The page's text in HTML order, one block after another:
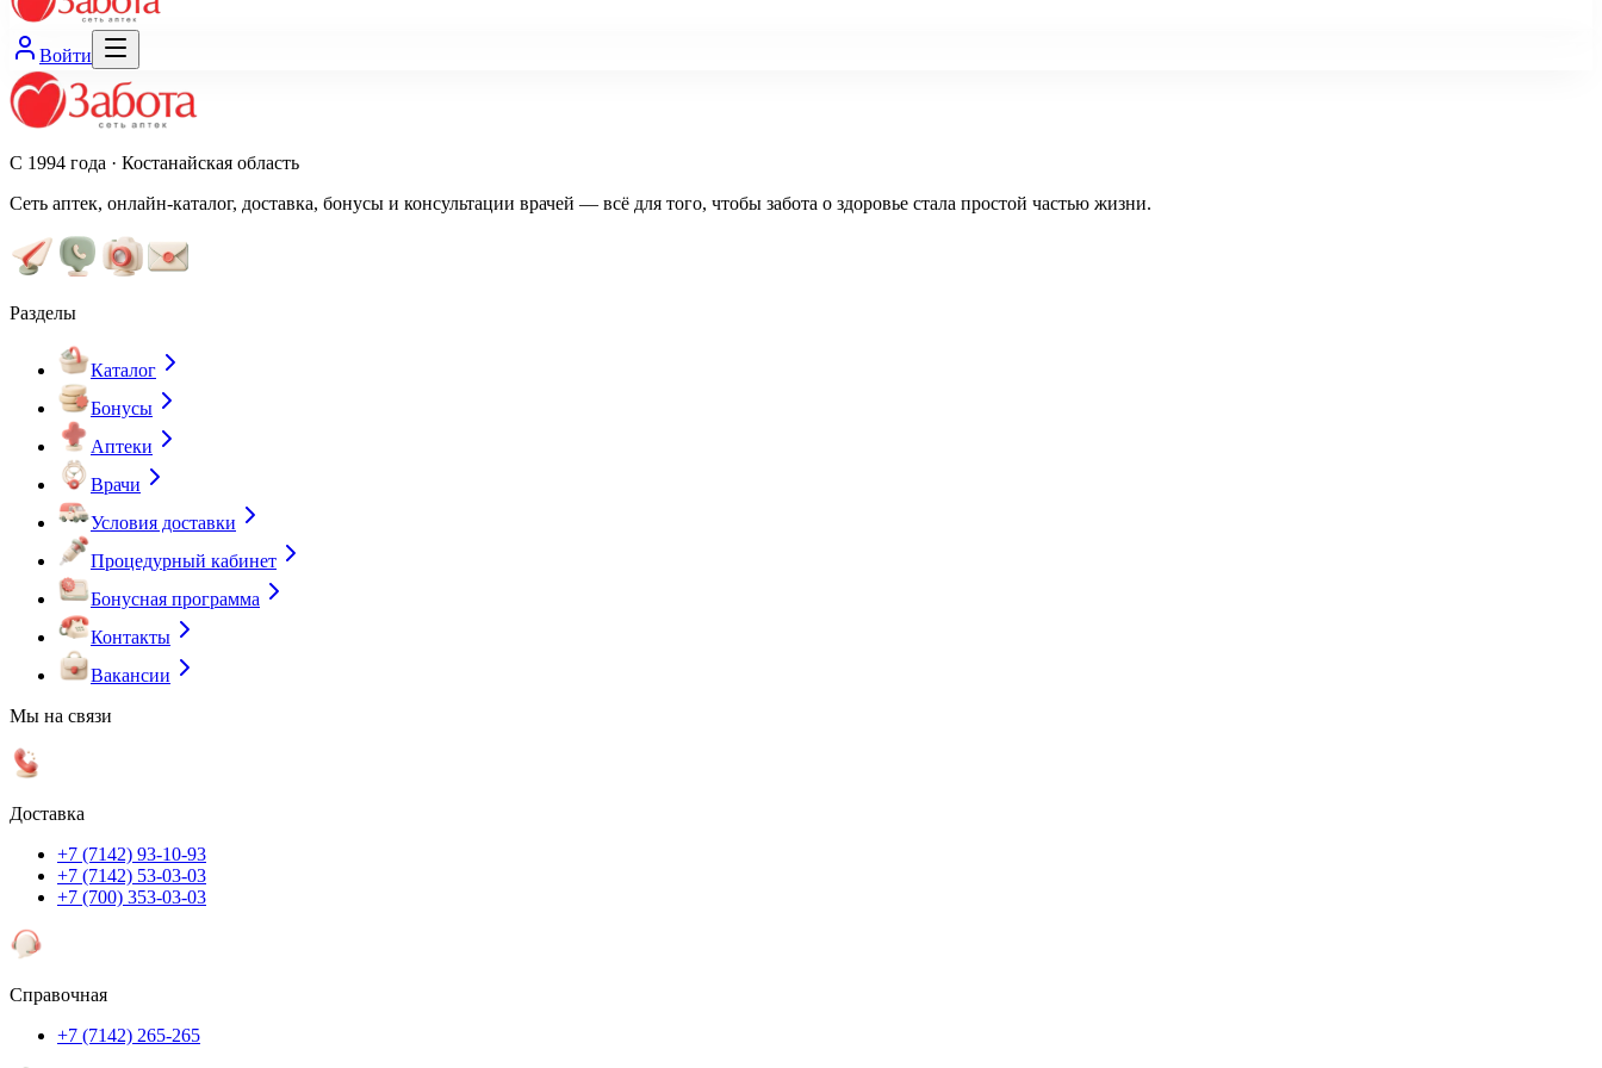
Войти
С 1994 года · Костанайская область
Сеть аптек, онлайн-каталог, доставка, бонусы и консультации врачей — всё для того, чтобы забота о здоровье стала простой частью жизни.
Разделы
Каталог
Бонусы
Аптеки
Врачи
Условия доставки
Процедурный кабинет
Бонусная программа
Контакты
Вакансии
Мы на связи
Доставка
+7 (7142) 93-10-93
+7 (7142) 53-03-03
+7 (700) 353-03-03
Справочная
+7 (7142) 265-265